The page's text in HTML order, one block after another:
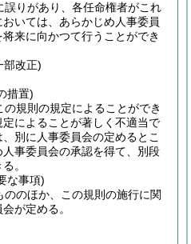
誤りがあり、各任命権者がこれ
いては、あらかじめ人事委員
来に向かつて行うことができ
部改正)
措置)
規則の規定によることができ
によることが著しく不適当で
別に人事委員会の定めるとこ
事委員会の承認を得て、別段
。
な事項)
ののほか、この規則の施行に関
が定める。